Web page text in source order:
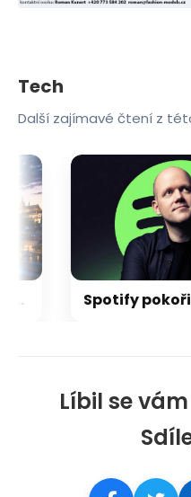
Líbil se
Tech
Další zajímavé čtení z